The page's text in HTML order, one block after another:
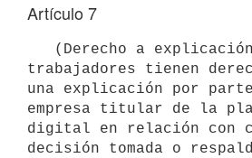
Artículo 7
trabajadores tienen
una explicación por
empresa titular de la
digital en relación con
decisión tomada o